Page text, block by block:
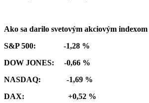
Ako sa darilo svetovým akciovým
S&P 500: -1,28 %
DOW JONES: -0,66 %
NASDAQ: -1,69 %
DAX: +0,52 %